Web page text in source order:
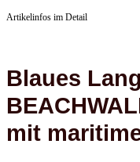
Artikelinfos im Detail
Blaues
mit